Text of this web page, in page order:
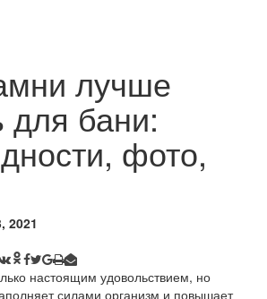
лучше
для бани:
фото,
2021
настоящим удовольствием, но
силами организм и повышает